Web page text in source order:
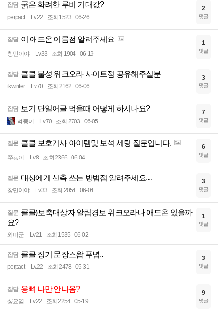
잡담 굵은 화려한 루비 기대값?
perpact Lv.22 조회 1523 06-26
2
댓글
잡담 이 애드온 이름점 알려주세요
창민이야 Lv.33 조회 1904 06-19
1
댓글
잡담 클클 불성 위크오라 사이트점 공유해주실분
tkwinter Lv.70 조회 2162 06-06
3
댓글
잡담 보기 단일어글 먹을때 어떻게 하시나요?
벅풍이 Lv.70 조회 2703 06-05
7
댓글
질문 클클 보호기사 아이템및 보석 세팅 질문입니다.
쭈뇽이 Lv.8 조회 2366 06-04
6
댓글
질문 대상에게 신축 쓰는 방법점 알려주세요....
창민이야 Lv.33 조회 2054 06-04
3
댓글
질문 클클)보축대상자 알림경보 위크오라나 애드온 있을까
요?
와따군 Lv.21 조회 1535 06-02
1
댓글
잡담 클클 징기 문장스왑 푸념..
perpact Lv.22 조회 2478 05-31
3
댓글
잡담 용뼈 나만 안나옴?
샹요염 Lv.22 조회 2254 05-19
9
댓글